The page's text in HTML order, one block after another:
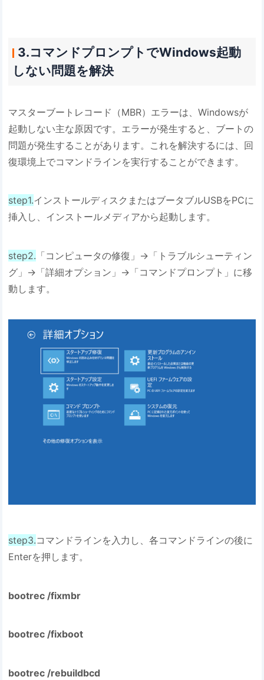
3.コマンドプロンプトでWindows起動
しない問題を解決
マスターブートレコード（MBR）エラーは、Windowsが
起動しない主な原因です。エラーが発生すると、ブートの
問題が発生することがあります。これを解決するには、回
復環境上でコマンドラインを実行することができます。
step1.インストールディスクまたはブータブルUSBをPCに
挿入し、インストールメディアから起動します。
step2. 「コンピュータの修復」→「トラブルシューティン
グ」→「詳細オプション」→「コマンドプロンプト」に移
動します。
step3.コマンドラインを入力し、各コマンドラインの後に
Enterを押します。
bootrec /fixmbr
bootrec /fixboot
bootrec /rebuildbcd